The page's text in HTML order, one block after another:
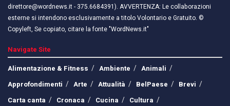
direttore@wordnews.it - ​​375.6684391). AVVERTENZA: Le collaborazioni
esterne si intendono esclusivamente a titolo Volontario e Gratuito. ©
Copyleft, Se copiato, citare la fonte "WordNews.it"
Navigate Site
Alimentazione & Fitness
Ambiente
Animali
Approfondimenti
Arte Attualità BelPaese
Brevi
Carta canta
Cronaca Cucina
Cultura